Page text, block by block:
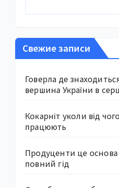
Свежие записи
Говерла де
вершина України в
Кокарніт уколи від
працюють
Продуценти це
повний гід